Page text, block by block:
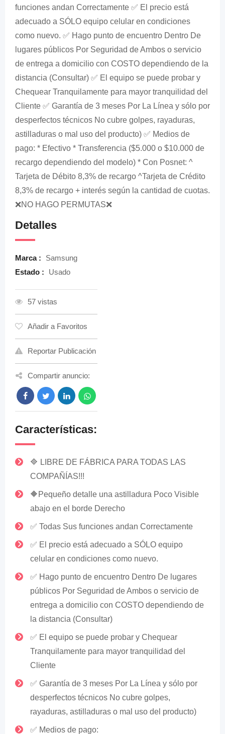
funciones andan Correctamente ✅ El precio está
adecuado a SÓLO equipo celular en condiciones
como nuevo. ✅ Hago punto de encuentro Dentro De
lugares públicos Por Seguridad de Ambos o servicio
de entrega a domicilio con COSTO dependiendo de la
distancia (Consultar) ✅ El equipo se puede probar y
Chequear Tranquilamente para mayor tranquilidad del
Cliente ✅ Garantía de 3 meses Por La Línea y sólo por
desperfectos técnicos No cubre golpes, rayaduras,
astilladuras o mal uso del producto) ✅ Medios de
pago: * Efectivo * Transferencia ($5.000 o $10.000 de
recargo dependiendo del modelo) * Con Posnet: ^
Tarjeta de Débito 8,3% de recargo ^Tarjeta de Crédito
8,3% de recargo + interés según la cantidad de cuotas.
❌NO HAGO PERMUTAS❌
Detalles
Marca :
Samsung
Estado :
Usado
57 vistas
Añadir a Favoritos
Reportar Publicación
Compartir anuncio:
Características:
🔷 LIBRE DE FÁBRICA PARA TODAS LAS
COMPAÑÍAS!!!
🔶Pequeño detalle una astilladura Poco Visible
abajo en el borde Derecho
✅ Todas Sus funciones andan Correctamente
✅ El precio está adecuado a SÓLO equipo
celular en condiciones como nuevo.
✅ Hago punto de encuentro Dentro De lugares
públicos Por Seguridad de Ambos o servicio de
entrega a domicilio con COSTO dependiendo de
la distancia (Consultar)
✅ El equipo se puede probar y Chequear
Tranquilamente para mayor tranquilidad del
Cliente
✅ Garantía de 3 meses Por La Línea y sólo por
desperfectos técnicos No cubre golpes,
rayaduras, astilladuras o mal uso del producto)
✅ Medios de pago: